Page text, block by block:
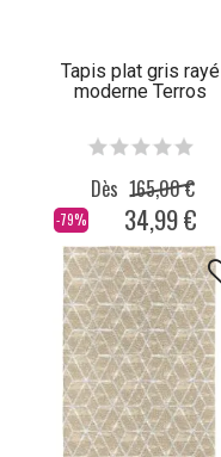
Tapis plat gris rayé
moderne Terros
-79%
Dès 165,00 €
34,99 €